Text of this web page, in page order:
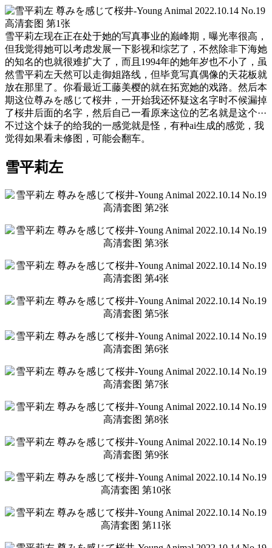
雪平莉左现在正在处于她的写真事业的巅峰期，曝光率很高，
但我觉得她可以考虑发展一下影视和综艺了，不然除非下海她
的知名的也就很难扩大了，而且1994年的她年岁也不小了，虽
然雪平莉左天然可以走御姐路线，但毕竟写真偶像的天花板就
放在那里了。你看最近工藤美樱的就在拓宽她的戏路。然后本
期这位尊みを感じて桜井，一开始我还怀疑这名字时不候漏掉
了桜井后面的名字，然后自己一看原来这位的艺名就是这个···
不过这个妹子的给我的一感觉就是怪，有种ai生成的感觉，我
觉得如果看未修图，可能会翻车。
雪平莉左